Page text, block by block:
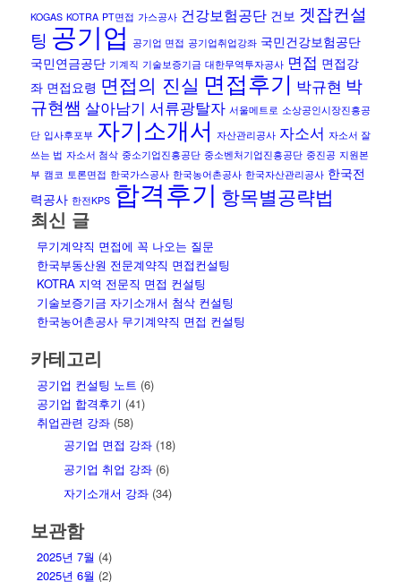
KOGAS KOTRA PT면접 가스공사 건강보험공단 건보 겟잡컨설
팅 공기업 공기업 면접 공기업취업강좌 국민건강보험공단
국민연금공단 기계직 기술보증기금 대한무역투자공사 면접 면접강
좌 면접요령 면접의 진실 면접후기 박규현 박
규현쌤 살아남기 서류광탈자 서울메트로 소상공인시장진흥공
단 입사후포부 자기소개서 자산관리공사 자소서 자소서 잘
쓰는 법 자소서 첨삭 중소기업진흥공단 중소벤처기업진흥공단 중진공 지원본
부 캠코 토론면접 한국가스공사 한국농어촌공사 한국자산관리공사 한국전
력공사 한전KPS 합격후기 항목별공략법
최신 글
무기계약직 면접에 꼭 나오는 질문
한국부동산원 전문계약직 면접컨설팅
KOTRA 지역 전문직 면접 컨설팅
기술보증기금 자기소개서 첨삭 컨설팅
한국농어촌공사 무기계약직 면접 컨설팅
카테고리
공기업 컨설팅 노트 (6)
공기업 합격후기 (41)
취업관련 강좌(58)
공기업 면접 강좌(18)
공기업 취업 강좌(6)
자기소개서 강좌(34)
보관함
2025년 7월 (4)
2025년 6월 (2)